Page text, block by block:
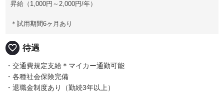
昇給（1,000円～2,000円/年）
＊試用期間6ヶ月あり
favorite_border 待遇
・交通費規定支給＊マイカー通勤可能
・各種社会保険完備
・退職金制度あり（勤続3年以上）